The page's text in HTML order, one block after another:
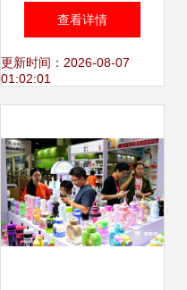
会长到日用百货行
业变革的践行者
查看详情
更新时间：2026-08-07
01:02:01